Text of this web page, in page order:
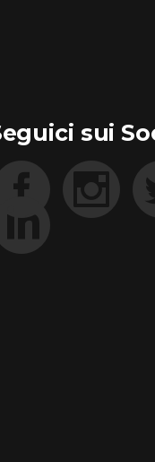
sui